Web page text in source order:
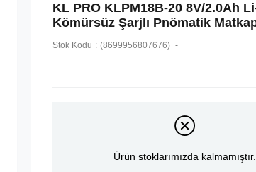
KL PRO KLPM18B-20 8V/2.0Ah
Kömürsüz Şarjlı Pnömatik
Stok Kodu (8699956807676)
Ürün stoklarımızda kalmamıştır.